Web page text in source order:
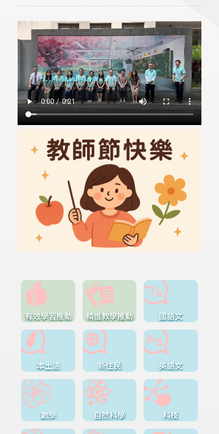
有效學習推動 精進教學推動 國語文
本土語 新住民 英語文
數學 自然科學 科技